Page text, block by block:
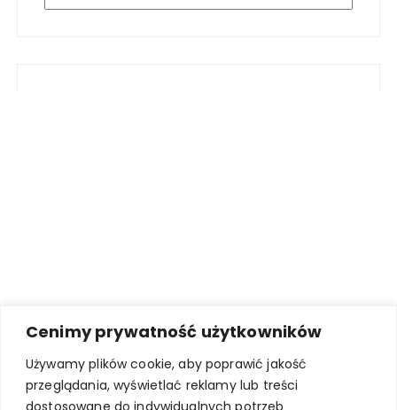
Cenimy prywatność użytkowników
Używamy plików cookie, aby poprawić jakość
przeglądania, wyświetlać reklamy lub treści
dostosowane do indywidualnych potrzeb